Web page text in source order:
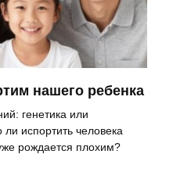
нашего ребенка
генетика или
испортить человека
рождается плохим?